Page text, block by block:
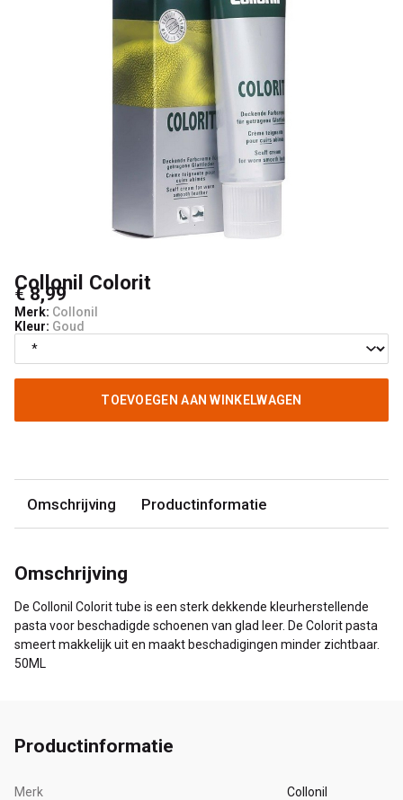
Collonil Colorit
€ 8,99
Merk: Collonil
Kleur: Goud
TOEVOEGEN AAN WINKELWAGEN
Omschrijving Productinformatie
Omschrijving
De Collonil Colorit tube is een sterk dekkende kleurherstellende
pasta voor beschadigde schoenen van glad leer. De Colorit pasta
smeert makkelijk uit en maakt beschadigingen minder zichtbaar.
50ML
Productinformatie
Merk Collonil